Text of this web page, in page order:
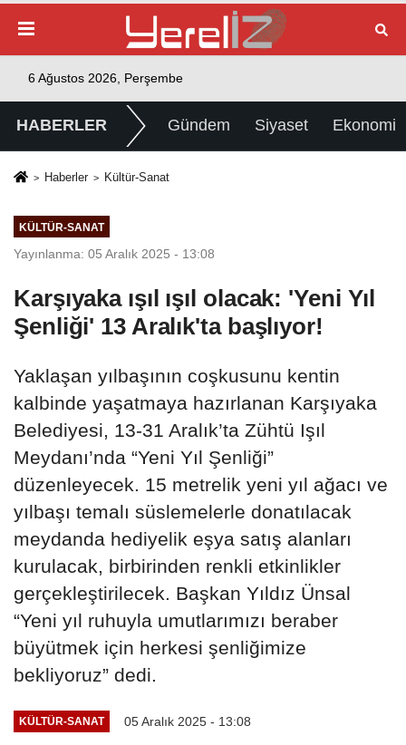
6 Ağustos 2026, Perşembe
HABERLER Gündem Siyaset Ekonomi
Haberler Kültür-Sanat
KÜLTÜR-SANAT
Yayınlanma: 05 Aralık 2025 - 13:08
Karşıyaka ışıl ışıl olacak: 'Yeni Yıl
Şenliği' 13 Aralık'ta başlıyor!
Yaklaşan yılbaşının coşkusunu kentin
kalbinde yaşatmaya hazırlanan Karşıyaka
Belediyesi, 13-31 Aralık’ta Zühtü Işıl
Meydanı’nda “Yeni Yıl Şenliği”
düzenleyecek. 15 metrelik yeni yıl ağacı ve
yılbaşı temalı süslemelerle donatılacak
meydanda hediyelik eşya satış alanları
kurulacak, birbirinden renkli etkinlikler
gerçekleştirilecek. Başkan Yıldız Ünsal
“Yeni yıl ruhuyla umutlarımızı beraber
büyütmek için herkesi şenliğimize
bekliyoruz” dedi.
KÜLTÜR-SANAT 05 Aralık 2025 - 13:08